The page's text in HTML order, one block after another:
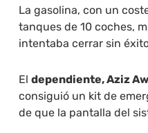
La gasolina, con un
tanques de 10 coches,
intentaba cerrar sin
Eldependiente, Aziz
consiguió un kit de
de que la pantalla del